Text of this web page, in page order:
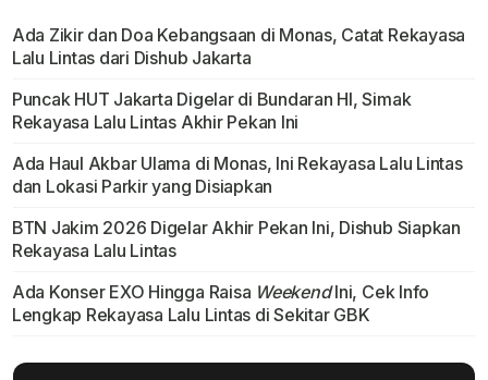
Ada Zikir dan Doa Kebangsaan di Monas, Catat Rekayasa
Lalu Lintas dari Dishub Jakarta
Puncak HUT Jakarta Digelar di Bundaran HI, Simak
Rekayasa Lalu Lintas Akhir Pekan Ini
Ada Haul Akbar Ulama di Monas, Ini Rekayasa Lalu Lintas
dan Lokasi Parkir yang Disiapkan
BTN Jakim 2026 Digelar Akhir Pekan Ini, Dishub Siapkan
Rekayasa Lalu Lintas
Ada Konser EXO Hingga Raisa WeekendIni, Cek Info
Lengkap Rekayasa Lalu Lintas di Sekitar GBK